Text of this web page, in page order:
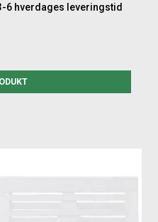
6 hverdages leveringstid